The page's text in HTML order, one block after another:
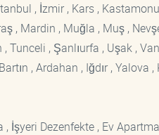
, İzmir , Kars ,
, Mardin , Muğla , Muş ,
Tunceli , Şanlıurfa , Uşak ,
, Ardahan , Iğdır , Yalova
İşyeri Dezenfekte , Ev